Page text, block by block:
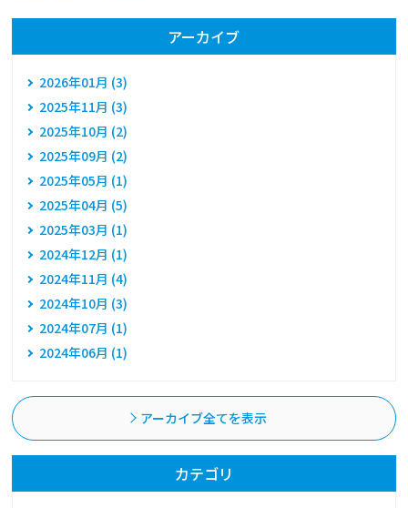
アーカイブ
2026年01月 (3)
2025年11月 (3)
2025年10月 (2)
2025年09月 (2)
2025年05月 (1)
2025年04月 (5)
2025年03月 (1)
2024年12月 (1)
2024年11月 (4)
2024年10月 (3)
2024年07月 (1)
2024年06月 (1)
アーカイブ全てを表示
カテゴリ